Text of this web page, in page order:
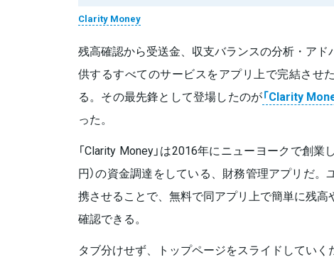
Clarity Money
残高確認から受送金、収支バランスの分析・ア
供するすべてのサービスをアプリ上で完結させ
る。その最先鋒として登場したのが「Clarity
った。
「Clarity Money」は2016年にニューヨークで創業
円）の資金調達をしている、財務管理アプリだ
携させることで、無料で同アプリ上で簡単に残
確認できる。
タブ分けせず、トップページをスライドしてい